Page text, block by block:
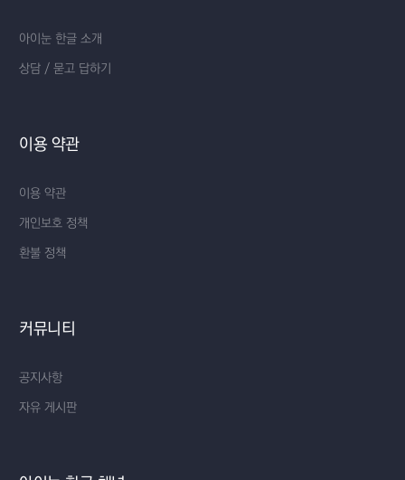
아이눈 한글 소개
상담 / 묻고 답하기
이용 약관
이용 약관
개인보호 정책
환불 정책
커뮤니티
공지사항
자유 게시판